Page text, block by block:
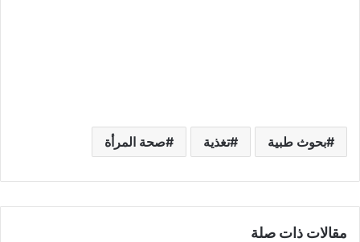
بحوث طبية تغذية صحة المرأة
مقالات ذات صلة